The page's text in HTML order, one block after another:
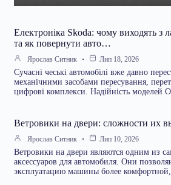
Електроніка Skoda: чому виходять з
та як повернути авто…
Ярослав Ситник Лип 18, 2026
Сучасні чеські автомобілі вже давно
механічними засобами пересування,
цифрові комплекси. Надійність моделей
Ветровики на двери: сложности их
Ярослав Ситник Лип 10, 2026
Ветровики на двери являются одним из
аксессуаров для автомобиля. Они
эксплуатацию машины более